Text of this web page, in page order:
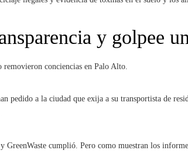
y golpee
removieron conciencias en Palo Alto.
pedido a la ciudad que exija a su transportista de
GreenWaste cumplió. Pero como muestran los